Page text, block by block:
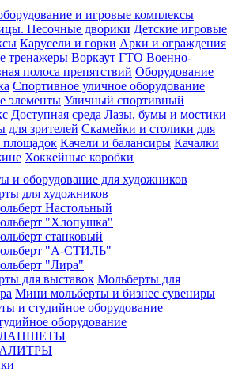
и игровые комплексы
Песочные дворики Детские игровые
Карусели и горки Арки и ограждения
тренажеры Воркаут ГТО Военно-
полоса препятствий Оборудование
Спортивное уличное оборудование
элементы Уличный спортивный
Доступная среда Лазы, бумы и мостики
для зрителей Скамейки и столики для
площадок Качели и балансиры Качалки
Хоккейные коробки
и оборудование для художников
для художников
Настольный
"Хлопушка"
станковый
"А-СТИЛЬ"
"Лира"
для выставок Мольберты для
Мини мольберты и бизнес сувениры
и студийное оборудование
оборудование